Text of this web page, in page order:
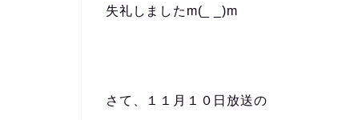
失礼しましたm(_ _)m
さて、１１月１０日放送の